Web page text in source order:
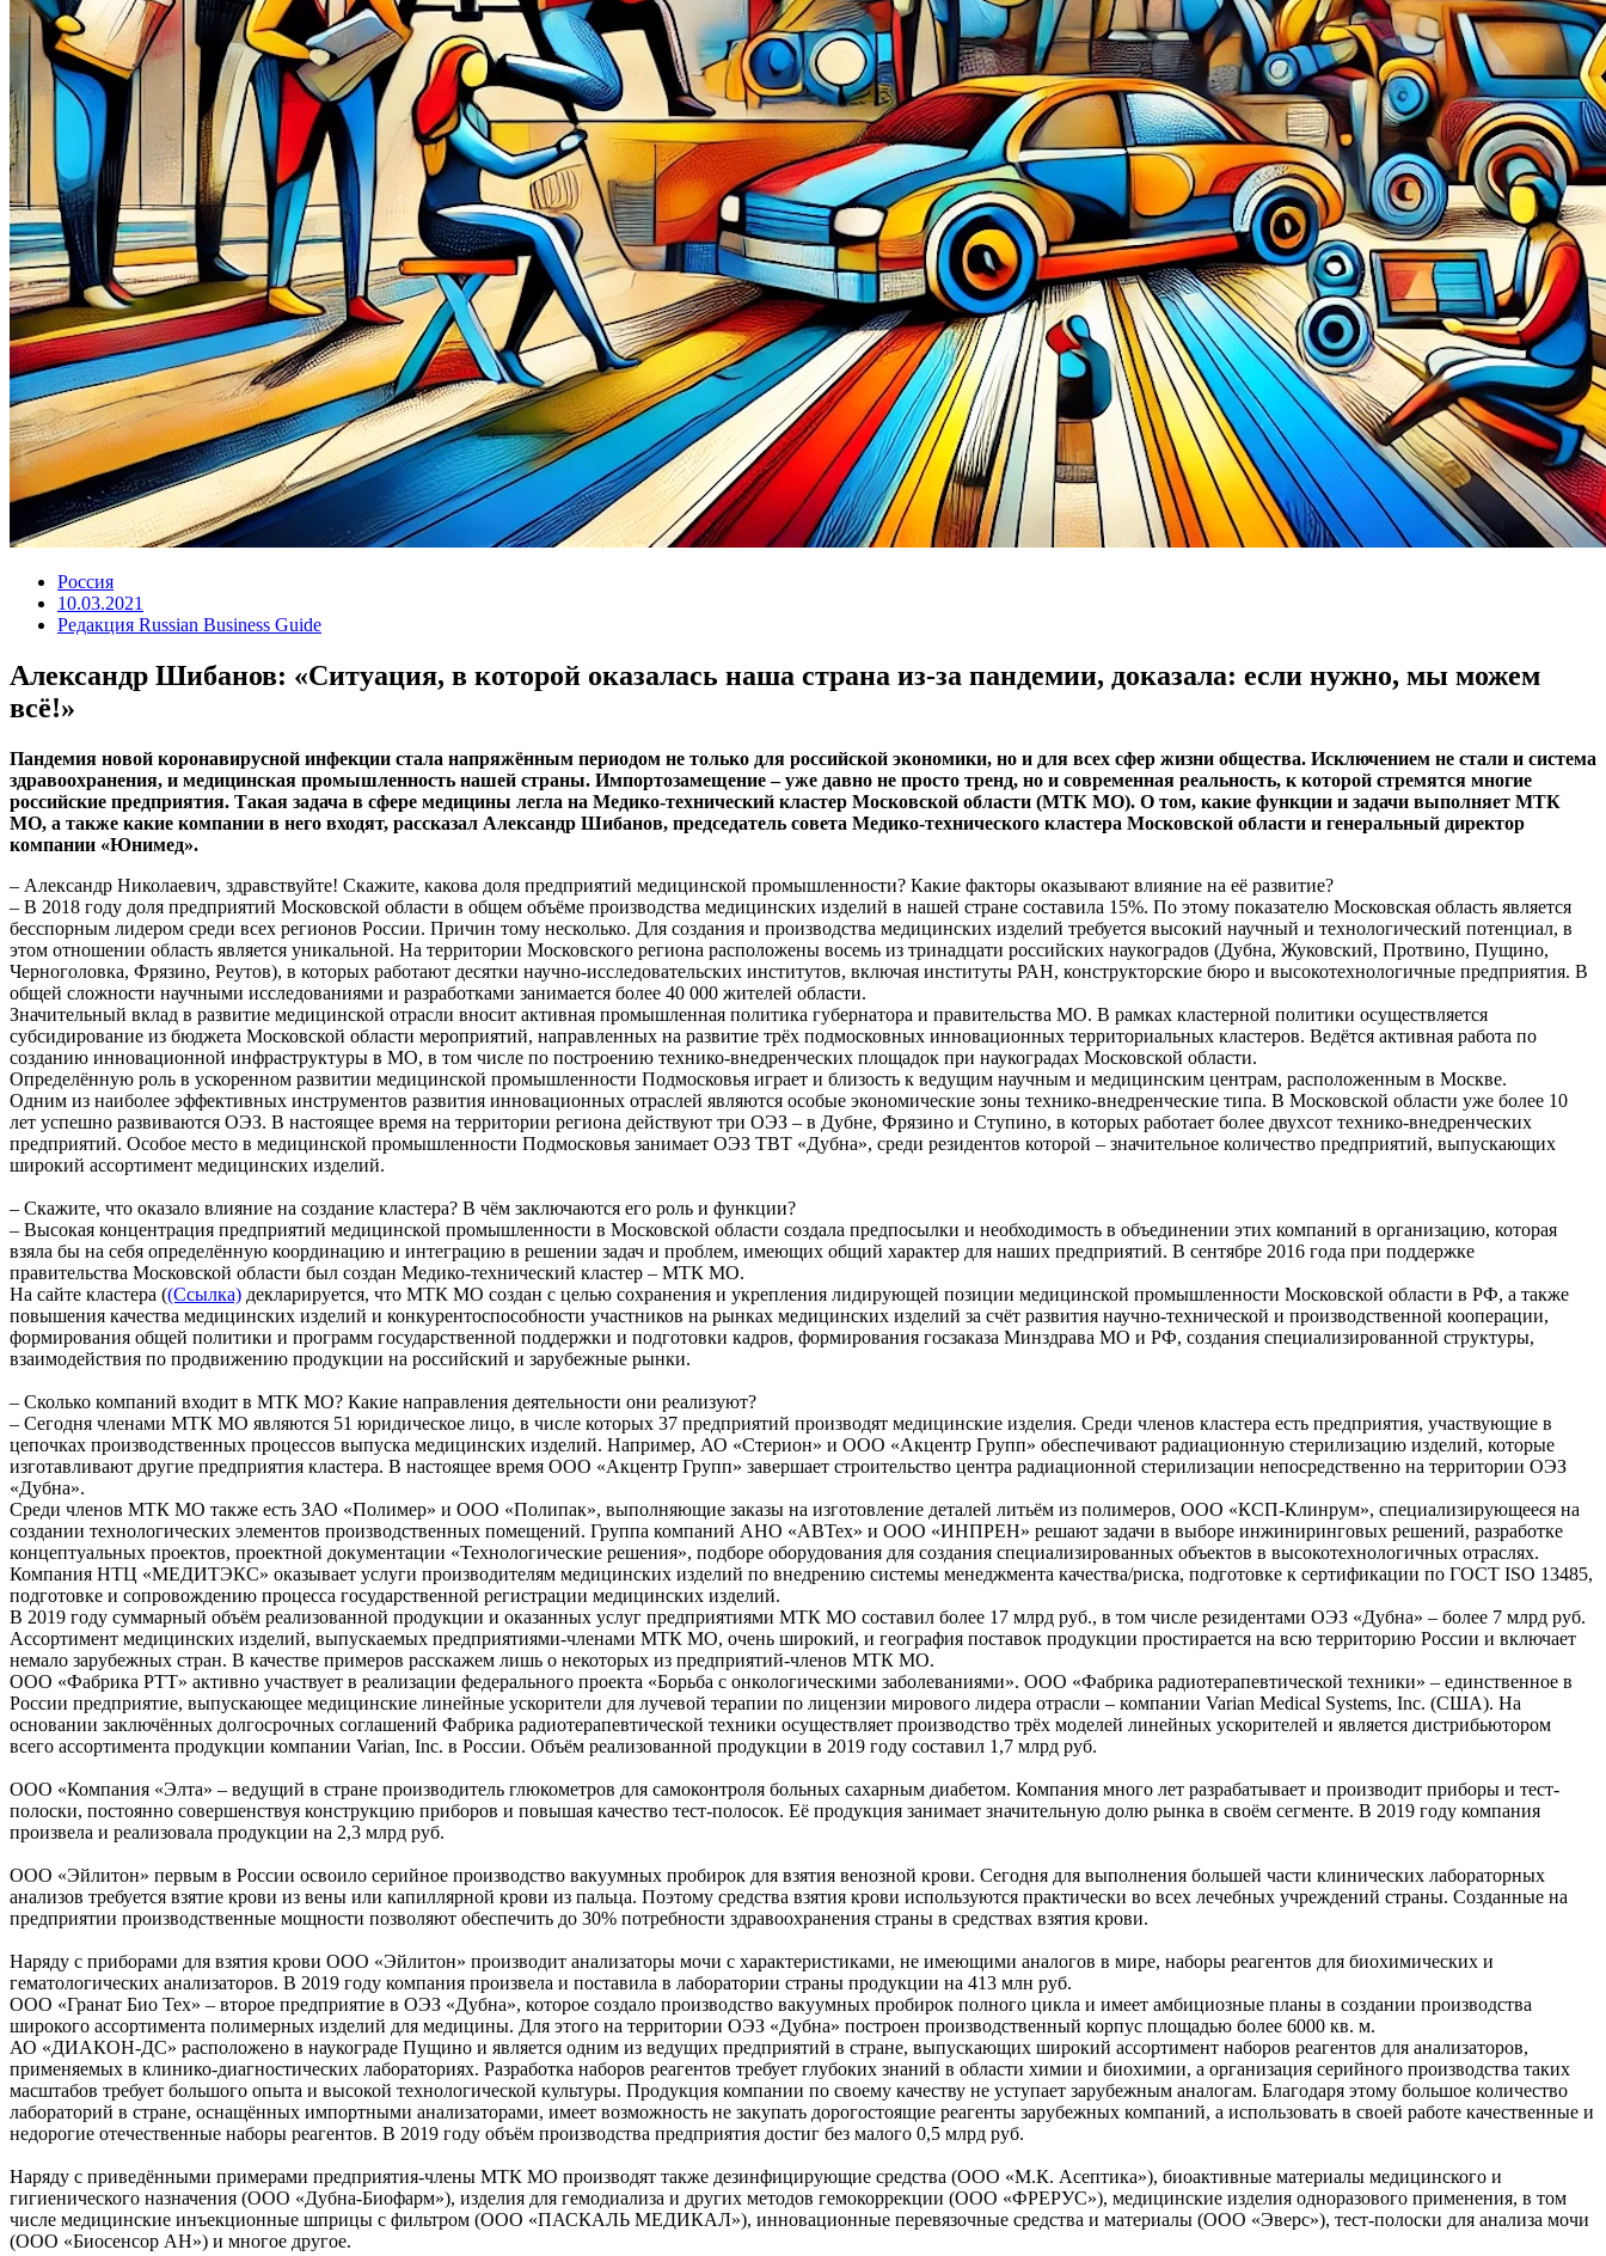
Россия
10.03.2021
Редакция Russian Business Guide
Александр Шибанов: «Ситуация, в которой оказалась наша страна из-за пандемии, доказала: если нужно, мы можем
всё!»
Пандемия новой коронавирусной инфекции стала напряжённым периодом не только для российской экономики, но и для всех сфер жизни общества. Исключением не стали и система
здравоохранения, и медицинская промышленность нашей страны. Импортозамещение – уже давно не просто тренд, но и современная реальность, к которой стремятся многие
российские предприятия. Такая задача в сфере медицины легла на Медико-технический кластер Московской области (МТК МО). О том, какие функции и задачи выполняет МТК
МО, а также какие компании в него входят, рассказал Александр Шибанов, председатель совета Медико-технического кластера Московской области и генеральный директор
компании «Юнимед».
– Александр Николаевич, здравствуйте! Скажите, какова доля предприятий медицинской промышленности? Какие факторы оказывают влияние на её развитие?
– В 2018 году доля предприятий Московской области в общем объёме производства медицинских изделий в нашей стране составила 15%. По этому показателю Московская область является
бесспорным лидером среди всех регионов России. Причин тому несколько. Для создания и производства медицинских изделий требуется высокий научный и технологический потенциал, в
этом отношении область является уникальной. На территории Московского региона расположены восемь из тринадцати российских наукоградов (Дубна, Жуковский, Протвино, Пущино,
Черноголовка, Фрязино, Реутов), в которых работают десятки научно-исследовательских институтов, включая институты РАН, конструкторские бюро и высокотехнологичные предприятия. В
общей сложности научными исследованиями и разработками занимается более 40 000 жителей области.
Значительный вклад в развитие медицинской отрасли вносит активная промышленная политика губернатора и правительства МО. В рамках кластерной политики осуществляется
субсидирование из бюджета Московской области мероприятий, направленных на развитие трёх подмосковных инновационных территориальных кластеров. Ведётся активная работа по
созданию инновационной инфраструктуры в МО, в том числе по построению технико-внедренческих площадок при наукоградах Московской области.
Определённую роль в ускоренном развитии медицинской промышленности Подмосковья играет и близость к ведущим научным и медицинским центрам, расположенным в Москве.
Одним из наиболее эффективных инструментов развития инновационных отраслей являются особые экономические зоны технико-внедренческие типа. В Московской области уже более 10
лет успешно развиваются ОЭЗ. В настоящее время на территории региона действуют три ОЭЗ – в Дубне, Фрязино и Ступино, в которых работает более двухсот технико-внедренческих
предприятий. Особое место в медицинской промышленности Подмосковья занимает ОЭЗ ТВТ «Дубна», среди резидентов которой – значительное количество предприятий, выпускающих
широкий ассортимент медицинских изделий.
– Скажите, что оказало влияние на создание кластера? В чём заключаются его роль и функции?
– Высокая концентрация предприятий медицинской промышленности в Московской области создала предпосылки и необходимость в объединении этих компаний в организацию, которая
взяла бы на себя определённую координацию и интеграцию в решении задач и проблем, имеющих общий характер для наших предприятий. В сентябре 2016 года при поддержке
правительства Московской области был создан Медико-технический кластер – МТК МО.
На сайте кластера ((Ссылка) декларируется, что МТК МО создан с целью сохранения и укрепления лидирующей позиции медицинской промышленности Московской области в РФ, а также
повышения качества медицинских изделий и конкурентоспособности участников на рынках медицинских изделий за счёт развития научно-технической и производственной кооперации,
формирования общей политики и программ государственной поддержки и подготовки кадров, формирования госзаказа Минздрава МО и РФ, создания специализированной структуры,
взаимодействия по продвижению продукции на российский и зарубежные рынки.
– Сколько компаний входит в МТК МО? Какие направления деятельности они реализуют?
– Сегодня членами МТК МО являются 51 юридическое лицо, в числе которых 37 предприятий производят медицинские изделия. Среди членов кластера есть предприятия, участвующие в
цепочках производственных процессов выпуска медицинских изделий. Например, АО «Стерион» и ООО «Акцентр Групп» обеспечивают радиационную стерилизацию изделий, которые
изготавливают другие предприятия кластера. В настоящее время ООО «Акцентр Групп» завершает строительство центра радиационной стерилизации непосредственно на территории ОЭЗ
«Дубна».
Среди членов МТК МО также есть ЗАО «Полимер» и ООО «Полипак», выполняющие заказы на изготовление деталей литьём из полимеров, ООО «КСП-Клинрум», специализирующееся на
создании технологических элементов производственных помещений. Группа компаний АНО «АВТех» и ООО «ИНПРЕН» решают задачи в выборе инжиниринговых решений, разработке
концептуальных проектов, проектной документации «Технологические решения», подборе оборудования для создания специализированных объектов в высокотехнологичных отраслях.
Компания НТЦ «МЕДИТЭКС» оказывает услуги производителям медицинских изделий по внедрению системы менеджмента качества/риска, подготовке к сертификации по ГОСТ ISO 13485,
подготовке и сопровождению процесса государственной регистрации медицинских изделий.
В 2019 году суммарный объём реализованной продукции и оказанных услуг предприятиями МТК МО составил более 17 млрд руб., в том числе резидентами ОЭЗ «Дубна» – более 7 млрд руб.
Ассортимент медицинских изделий, выпускаемых предприятиями-членами МТК МО, очень широкий, и география поставок продукции простирается на всю территорию России и включает
немало зарубежных стран. В качестве примеров расскажем лишь о некоторых из предприятий-членов МТК МО.
ООО «Фабрика РТТ» активно участвует в реализации федерального проекта «Борьба с онкологическими заболеваниями». ООО «Фабрика радиотерапевтической техники» – единственное в
России предприятие, выпускающее медицинские линейные ускорители для лучевой терапии по лицензии мирового лидера отрасли – компании Varian Medical Systems, Inc. (США). На
основании заключённых долгосрочных соглашений Фабрика радиотерапевтической техники осуществляет производство трёх моделей линейных ускорителей и является дистрибьютором
всего ассортимента продукции компании Varian, Inc. в России. Объём реализованной продукции в 2019 году составил 1,7 млрд руб.
ООО «Компания «Элта» – ведущий в стране производитель глюкометров для самоконтроля больных сахарным диабетом. Компания много лет разрабатывает и производит приборы и тест-
полоски, постоянно совершенствуя конструкцию приборов и повышая качество тест-полосок. Её продукция занимает значительную долю рынка в своём сегменте. В 2019 году компания
произвела и реализовала продукции на 2,3 млрд руб.
ООО «Эйлитон» первым в России освоило серийное производство вакуумных пробирок для взятия венозной крови. Сегодня для выполнения большей части клинических лабораторных
анализов требуется взятие крови из вены или капиллярной крови из пальца. Поэтому средства взятия крови используются практически во всех лечебных учреждений страны. Созданные на
предприятии производственные мощности позволяют обеспечить до 30% потребности здравоохранения страны в средствах взятия крови.
Наряду с приборами для взятия крови ООО «Эйлитон» производит анализаторы мочи с характеристиками, не имеющими аналогов в мире, наборы реагентов для биохимических и
гематологических анализаторов. В 2019 году компания произвела и поставила в лаборатории страны продукции на 413 млн руб.
ООО «Гранат Био Тех» – второе предприятие в ОЭЗ «Дубна», которое создало производство вакуумных пробирок полного цикла и имеет амбициозные планы в создании производства
широкого ассортимента полимерных изделий для медицины. Для этого на территории ОЭЗ «Дубна» построен производственный корпус площадью более 6000 кв. м.
АО «ДИАКОН-ДС» расположено в наукограде Пущино и является одним из ведущих предприятий в стране, выпускающих широкий ассортимент наборов реагентов для анализаторов,
применяемых в клинико-диагностических лабораториях. Разработка наборов реагентов требует глубоких знаний в области химии и биохимии, а организация серийного производства таких
масштабов требует большого опыта и высокой технологической культуры. Продукция компании по своему качеству не уступает зарубежным аналогам. Благодаря этому большое количество
лабораторий в стране, оснащённых импортными анализаторами, имеет возможность не закупать дорогостоящие реагенты зарубежных компаний, а использовать в своей работе качественные и
недорогие отечественные наборы реагентов. В 2019 году объём производства предприятия достиг без малого 0,5 млрд руб.
Наряду с приведёнными примерами предприятия-члены МТК МО производят также дезинфицирующие средства (ООО «М.К. Асептика»), биоактивные материалы медицинского и
гигиенического назначения (ООО «Дубна-Биофарм»), изделия для гемодиализа и других методов гемокоррекции (ООО «ФРЕРУС»), медицинские изделия одноразового применения, в том
числе медицинские инъекционные шприцы с фильтром (ООО «ПАСКАЛЬ МЕДИКАЛ»), инновационные перевязочные средства и материалы (ООО «Эверс»), тест-полоски для анализа мочи
(ООО «Биосенсор АН») и многое другое.